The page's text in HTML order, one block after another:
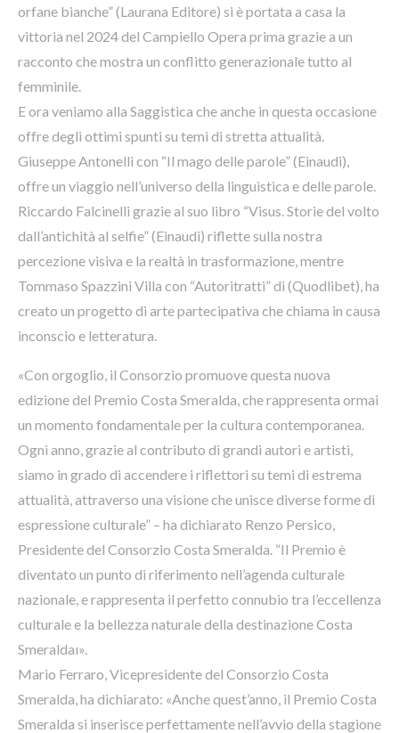
orfane bianche” (Laurana Editore) si è portata a casa la
vittoria nel 2024 del Campiello Opera prima grazie a un
racconto che mostra un conflitto generazionale tutto al
femminile.
E ora veniamo alla Saggistica che anche in questa occasione
offre degli ottimi spunti su temi di stretta attualità.
Giuseppe Antonelli con “Il mago delle parole” (Einaudi),
offre un viaggio nell’universo della linguistica e delle parole.
Riccardo Falcinelli grazie al suo libro “Visus. Storie del volto
dall’antichità al selfie” (Einaudi) riflette sulla nostra
percezione visiva e la realtà in trasformazione, mentre
Tommaso Spazzini Villa con “Autoritratti” di (Quodlibet), ha
creato un progetto di arte partecipativa che chiama in causa
inconscio e letteratura.
«Con orgoglio, il Consorzio promuove questa nuova
edizione del Premio Costa Smeralda, che rappresenta ormai
un momento fondamentale per la cultura contemporanea.
Ogni anno, grazie al contributo di grandi autori e artisti,
siamo in grado di accendere i riflettori su temi di estrema
attualità, attraverso una visione che unisce diverse forme di
espressione culturale” – ha dichiarato Renzo Persico,
Presidente del Consorzio Costa Smeralda. “Il Premio è
diventato un punto di riferimento nell’agenda culturale
nazionale, e rappresenta il perfetto connubio tra l’eccellenza
culturale e la bellezza naturale della destinazione Costa
Smeraldaı».
Mario Ferraro, Vicepresidente del Consorzio Costa
Smeralda, ha dichiarato: «Anche quest’anno, il Premio Costa
Smeralda si inserisce perfettamente nell’avvio della stagione